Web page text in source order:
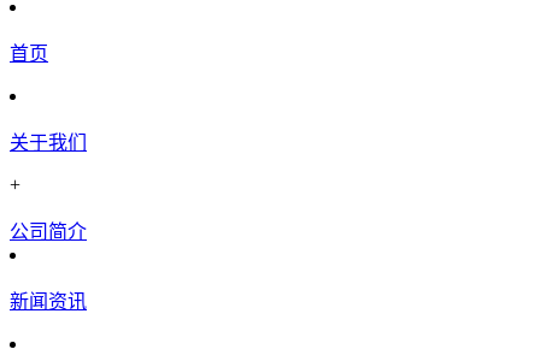
首页
关于我们
+
公司简介
新闻资讯